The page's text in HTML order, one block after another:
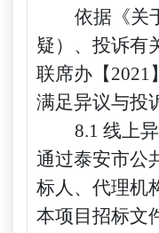
依据《关
疑）、投诉有
联席办【2021
满足异议与投
8.1 线上
通过泰安市公
标人、代理机
本项目招标文